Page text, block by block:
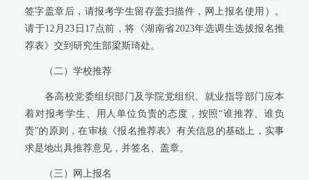
签字盖章后，请报考学生留存盖扫描件，网上报名使用）。
请于12月23日17点前，将《湖南省2023年选调生选拔报名推
荐表》交到研究生部梁斯琦处。
（二）学校推荐
各高校党委组织部门及学院党组织、就业指导部门应本
着对报考学生、用人单位负责的态度，按照“谁推荐、谁负
责”的原则，在审核《报名推荐表》有关信息的基础上，实事
求是地出具推荐意见，并签名、盖章。
（三）网上报名